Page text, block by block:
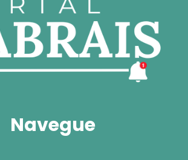
Navegue